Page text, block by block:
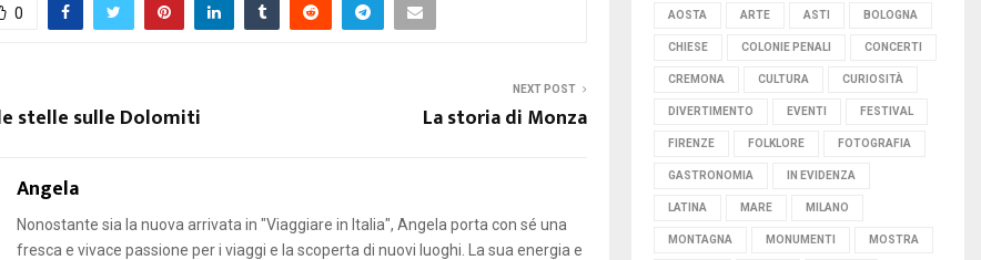
0
stelle sulle Dolomiti
NEXT POST
La storia di Monza
Angela
Nonostante sia la nuova arrivata in "Viaggiare in Italia", Angela porta con sé una
fresca e vivace passione per i viaggi e la scoperta di nuovi luoghi. La sua energia e
AOSTA ARTE ASTI BOLOGNA
CHIESE COLONIE PENALI CONCERTI
CREMONA CULTURA CURIOSITÀ
DIVERTIMENTO EVENTI FESTIVAL
FIRENZE FOLKLORE FOTOGRAFIA
GASTRONOMIA IN EVIDENZA
LATINA MARE MILANO
MONTAGNA MONUMENTI MOSTRA